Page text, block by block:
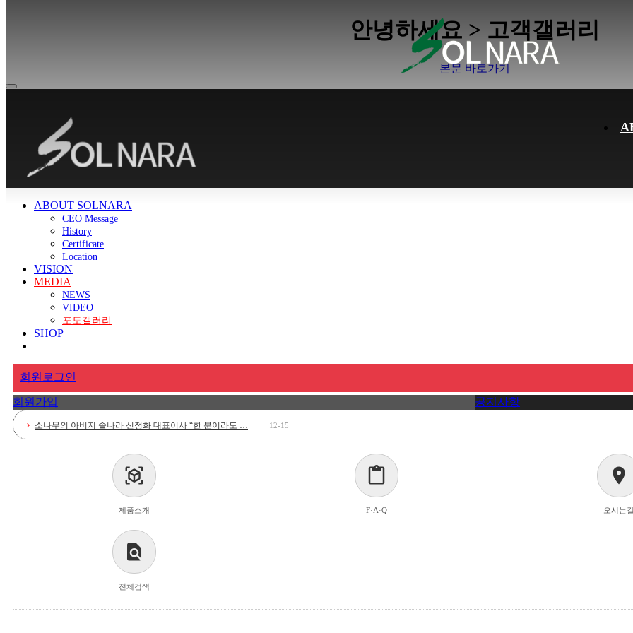
안녕하세요 > 고객갤러리
본문 바로가기
ABOUT SOLNARA
하위분류
CEO Message
History
Certificate
Location
VISION
MEDIA
하위분류
NEWS
VIDEO
포토갤러리
SHOP
회원로그인
회원가입 공지사항
chevron_right 소나무의 아버지 솔나라 신정화 대표이사 “한 분이라도 … 12-15
view_in_ar
제품소개
content_paste
F·A·Q
location_on
오시는
find_in_page
전체검색